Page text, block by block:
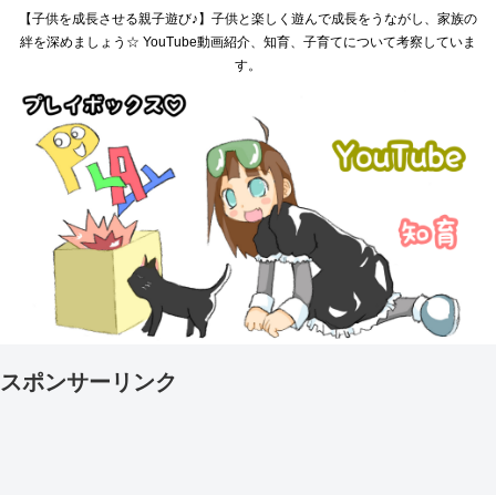
【子供を成長させる親子遊び♪】子供と楽しく遊んで成長をうながし、家族の
絆を深めましょう☆ YouTube動画紹介、知育、子育てについて考察していま
す。
スポンサーリンク